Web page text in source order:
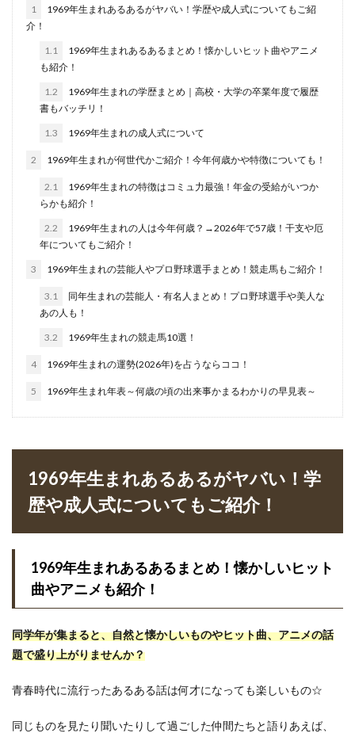
1
1969年生まれあるあるがヤバい！学歴や成人式についてもご紹
介！
1.1
1969年生まれあるあるまとめ！懐かしいヒット曲やアニメ
も紹介！
1.2
1969年生まれの学歴まとめ｜高校・大学の卒業年度で履歴
書もバッチリ！
1.3 1969年生まれの成人式について
2 1969年生まれが何世代かご紹介！今年何歳かや特徴についても！
2.1
1969年生まれの特徴はコミュ力最強！年金の受給がいつか
らかも紹介！
2.2
1969年生まれの人は今年何歳？→2026年で57歳！干支や厄
年についてもご紹介！
3 1969年生まれの芸能人やプロ野球選手まとめ！競走馬もご紹介！
3.1
同年生まれの芸能人・有名人まとめ！プロ野球選手や美人な
あの人も！
3.2 1969年生まれの競走馬10選！
4 1969年生まれの運勢(2026年)を占うならココ！
5 1969年生まれ年表～何歳の頃の出来事かまるわかりの早見表～
1969年生まれあるあるがヤバい！学
歴や成人式についてもご紹介！
1969年生まれあるあるまとめ！懐かしいヒット
曲やアニメも紹介！
同学年が集まると、自然と懐かしいものやヒット曲、アニメの話
題で盛り上がりませんか？
青春時代に流行ったあるある話は何才になっても楽しいもの☆
同じものを見たり聞いたりして過ごした仲間たちと語りあえば、